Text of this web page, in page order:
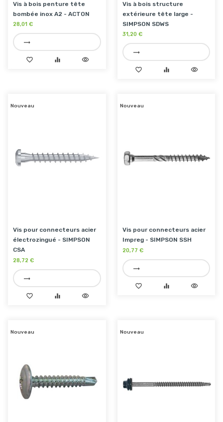
Vis à bois penture tête
bombée inox A2 - ACTON
28,01 €
trending_flat
favorite_border equalizer visibility
Vis à bois structure
extérieure tête large -
SIMPSON SDWS
31,20 €
trending_flat
favorite_border equalizer visibility
Nouveau
Vis pour connecteurs acier
électrozingué - SIMPSON
CSA
28,72 €
trending_flat
favorite_border equalizer visibility
Nouveau
Vis pour connecteurs acier
Impreg - SIMPSON SSH
20,77 €
trending_flat
favorite_border equalizer visibility
Nouveau Nouveau